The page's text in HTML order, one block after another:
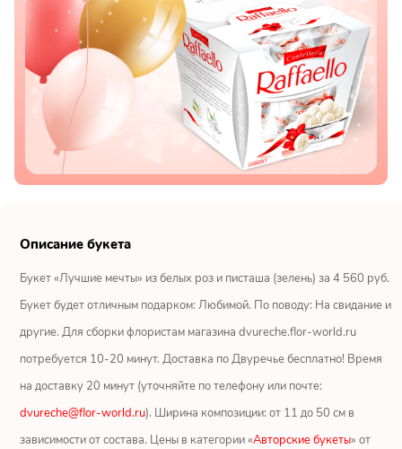
Лизиантусы
Хризантемы
Лилии
Орхидеи
Ромашки
Альстромерии
Герберы
Описание букета
Букет «Лучшие мечты» из белых роз и писташа (зелень) за 4 560 руб.
Букет будет отличным подарком: Любимой. По поводу: На свидание и
другие. Для сборки флористам магазина dvureche.flor-world.ru
потребуется 10-20 минут. Доставка по Двуречье бесплатно! Время
на доставку 20 минут (уточняйте по телефону или почте:
dvureche@flor-world.ru). Ширина композиции: от 11 до 50 см в
зависимости от состава. Цены в категории «Авторские букеты» от